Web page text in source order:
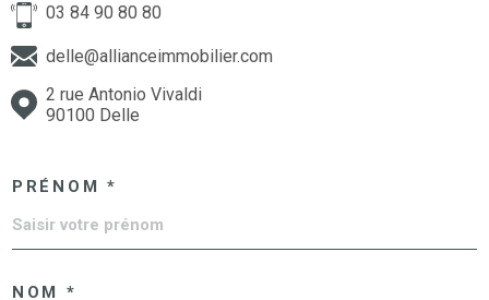
03 84 90 80 80
delle@allianceimmobilier.com
2 rue Antonio Vivaldi
90100 Delle
PRÉNOM *
NOM *